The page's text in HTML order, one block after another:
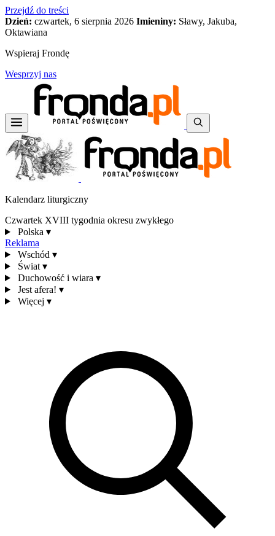
Przejdź do treści
Dzień: czwartek, 6 sierpnia 2026 Imieniny: Sławy, Jakuba,
Oktawiana
Wspieraj Frondę
Wesprzyj nas
Kalendarz liturgiczny
Czwartek XVIII tygodnia okresu zwykłego
Polska ▾
Reklama
Wschód ▾
Świat ▾
Duchowość i wiara ▾
Jest afera! ▾
Więcej ▾